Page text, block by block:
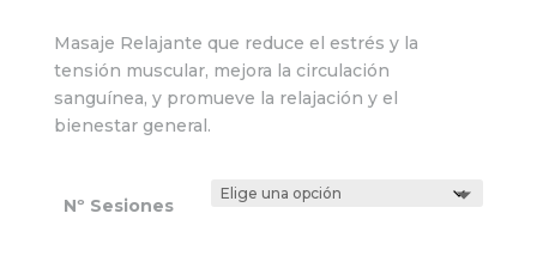
precios:
desde
50,00€
hasta
Masaje Relajante que reduce el estrés y la
tensión muscular, mejora la circulación
sanguínea, y promueve la relajación y el
bienestar general.
Nº Sesiones